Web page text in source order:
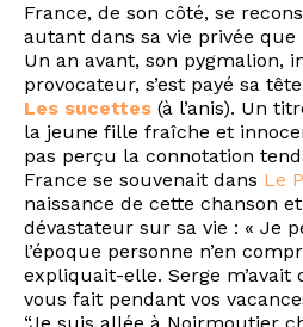
France, de son côté, se
autant dans sa vie privée
Un an avant, son pygmalion,
provocateur, s’est payé sa
Les sucettes (à l’anis). Un
la jeune fille fraîche et
pas perçu la connotation
France se souvenait dans Le
naissance de cette chanson
dévastateur sur sa vie : « Je
l’époque personne n’en
expliquait-elle. Serge m’avait
vous fait pendant vos